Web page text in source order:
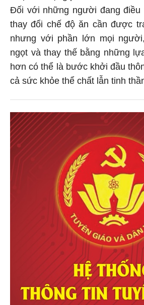
Đối với những người đang điều
thay đổi chế độ ăn cần được
nhưng với phần lớn mọi
ngọt và thay thế bằng những
hơn có thể là bước khởi đầu
cả sức khỏe thể chất lẫn tinh